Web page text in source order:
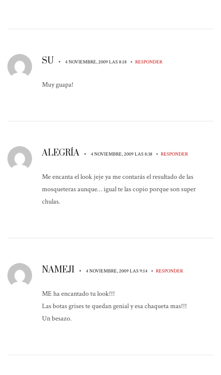
SU • 4 NOVIEMBRE, 2009 LAS 8:18 • RESPONDER
Muy guapa!
ALEGRÍA • 4 NOVIEMBRE, 2009 LAS 8:38 • RESPONDER
Me encanta el look jeje ya me contarás el resultado de las
mosqueteras aunque… igual te las copio porque son super
chulas.
NAMEJI • 4 NOVIEMBRE, 2009 LAS 9:14 • RESPONDER
ME ha encantado tu look!!!
Las botas grises te quedan genial y esa chaqueta mas!!!
Un besazo.